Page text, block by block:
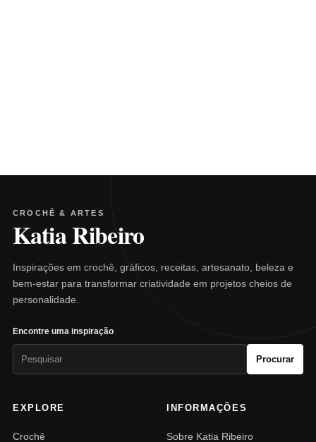
CROCHÊ & ARTES
Katia Ribeiro
Inspirações em crochê, gráficos, receitas, artesanato, beleza e
bem-estar para transformar criatividade em projetos cheios de
personalidade.
Encontre uma inspiração
Procurar
EXPLORE
Crochê
INFORMAÇÕES
Sobre Katia Ribeiro